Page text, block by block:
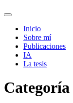
Alternar
campo
búsqueda
Inicio
Sobre mí­
Publicaciones
IA
La tesis
Categoría